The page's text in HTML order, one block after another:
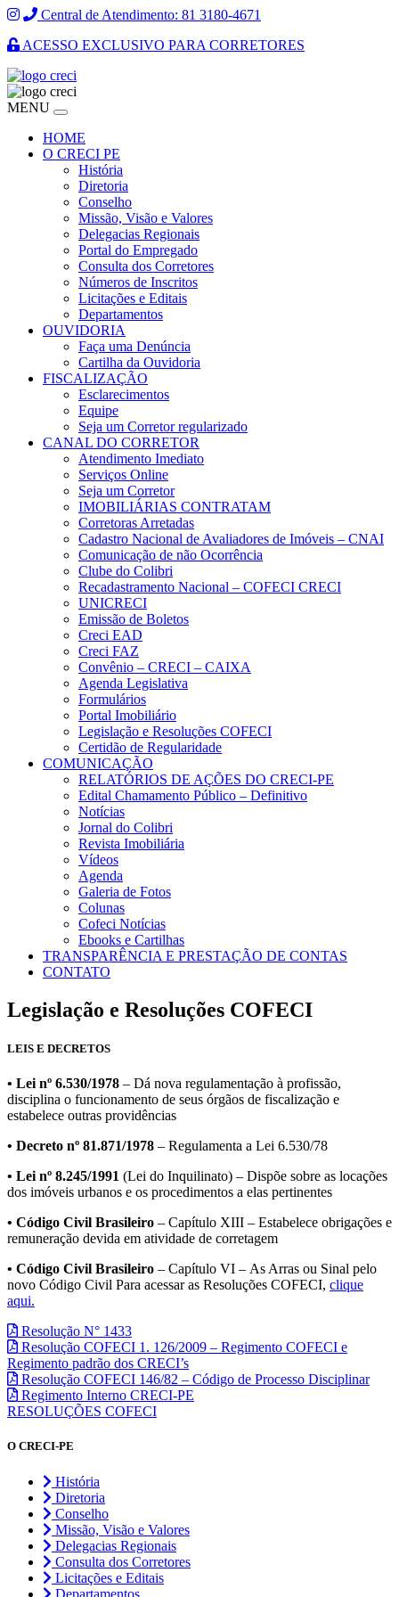
Central de Atendimento: 81 3180-4671
ACESSO EXCLUSIVO PARA CORRETORES
MENU
HOME
O CRECI PE
História
Diretoria
Conselho
Missão, Visão e Valores
Delegacias Regionais
Portal do Empregado
Consulta dos Corretores
Números de Inscritos
Licitações e Editais
Departamentos
OUVIDORIA
Faça uma Denúncia
Cartilha da Ouvidoria
FISCALIZAÇÃO
Esclarecimentos
Equipe
Seja um Corretor regularizado
CANAL DO CORRETOR
Atendimento Imediato
Serviços Online
Seja um Corretor
IMOBILIÁRIAS CONTRATAM
Corretoras Arretadas
Cadastro Nacional de Avaliadores de Imóveis – CNAI
Comunicação de não Ocorrência
Clube do Colibri
Recadastramento Nacional – COFECI CRECI
UNICRECI
Emissão de Boletos
Creci EAD
Creci FAZ
Convênio – CRECI – CAIXA
Agenda Legislativa
Formulários
Portal Imobiliário
Legislação e Resoluções COFECI
Certidão de Regularidade
COMUNICAÇÃO
RELATÓRIOS DE AÇÕES DO CRECI-PE
Edital Chamamento Público – Definitivo
Notícias
Jornal do Colibri
Revista Imobiliária
Vídeos
Agenda
Galeria de Fotos
Colunas
Cofeci Notícias
Ebooks e Cartilhas
TRANSPARÊNCIA E PRESTAÇÃO DE CONTAS
CONTATO
Legislação e Resoluções COFECI
LEIS E DECRETOS
• Lei nº 6.530/1978 – Dá nova regulamentação à profissão,
disciplina o funcionamento de seus órgãos de fiscalização e
estabelece outras providências
• Decreto nº 81.871/1978 – Regulamenta a Lei 6.530/78
• Lei nº 8.245/1991 (Lei do Inquilinato) – Dispõe sobre as locações
dos imóveis urbanos e os procedimentos a elas pertinentes
• Código Civil Brasileiro – Capítulo XIII – Estabelece obrigações e
remuneração devida em atividade de corretagem
• Código Civil Brasileiro – Capítulo VI – As Arras ou Sinal pelo
novo Código Civil Para acessar as Resoluções COFECI, clique
aqui.
Resolução N° 1433
Resolução COFECI 1. 126/2009 – Regimento COFECI e
Regimento padrão dos CRECI’s
Resolução COFECI 146/82 – Código de Processo Disciplinar
Regimento Interno CRECI-PE
RESOLUÇÕES COFECI
O CRECI-PE
História
Diretoria
Conselho
Missão, Visão e Valores
Delegacias Regionais
Consulta dos Corretores
Licitações e Editais
Departamentos